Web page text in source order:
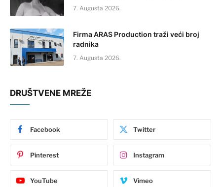
7. Augusta 2026.
Firma ARAS Production traži veći broj
radnika
7. Augusta 2026.
DRUŠTVENE MREŽE
Facebook Twitter
Pinterest Instagram
YouTube Vimeo